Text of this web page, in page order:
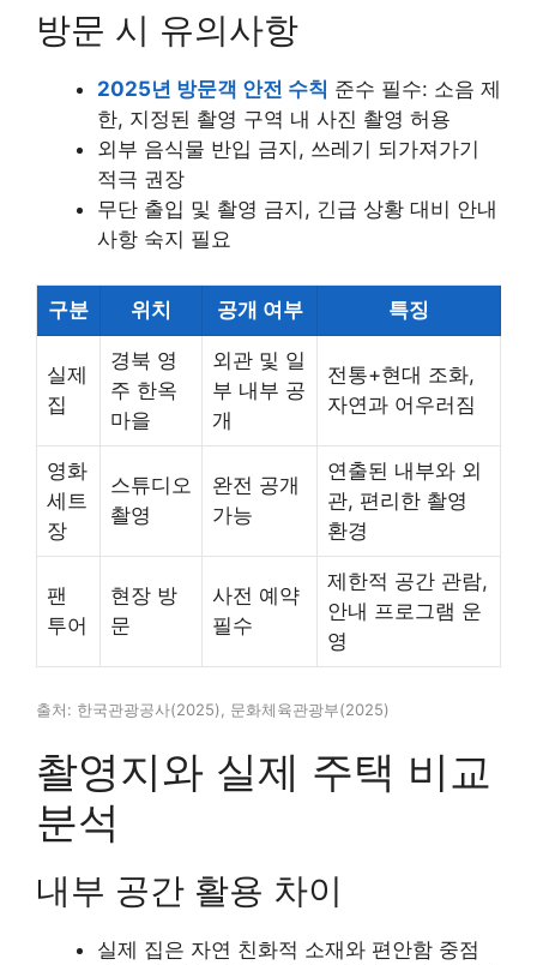
방문 시 유의사항
2025년 방문객 안전 수칙 준수 필수: 소음 제
한, 지정된 촬영 구역 내 사진 촬영 허용
외부 음식물 반입 금지, 쓰레기 되가져가기
적극 권장
무단 출입 및 촬영 금지, 긴급 상황 대비 안내
사항 숙지 필요
구분 위치 공개 여부 특징
실제
집
경북 영
주 한옥
마을
외관 및 일
부 내부 공
개
전통+현대 조화,
자연과 어우러짐
영화
세트
장
스튜디오
촬영
완전 공개
가능
연출된 내부와 외
관, 편리한 촬영
환경
팬
투어
현장 방
문
사전 예약
필수
제한적 공간 관람,
안내 프로그램 운
영
출처: 한국관광공사(2025), 문화체육관광부(2025)
촬영지와 실제 주택 비교
분석
내부 공간 활용 차이
실제 집은 자연 친화적 소재와 편안함 중점